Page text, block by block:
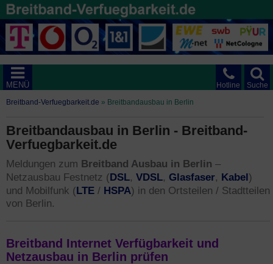
Suche
Hotline
MENÜ
Breitband-Verfuegbarkeit.de » Breitbandausbau in Berlin
Breitbandausbau in Berlin - Breitband-
Verfuegbarkeit.de
Meldungen zum Breitband Ausbau in Berlin –
Netzausbau Festnetz (DSL, VDSL, Glasfaser, Kabel)
und Mobilfunk (LTE / HSPA) in den Ortsteilen / Stadtteilen
von Berlin.
Breitband Internet Verfügbarkeit und
Netzausbau in Berlin prüfen